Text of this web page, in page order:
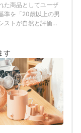
た商品としてユーザ
準を「20歳以上の男
ストが自然と評価し
す